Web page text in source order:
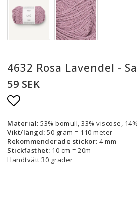
4632 Rosa Lavendel -
59 SEK
Lägg till i
Material: 53% bomull, 33% viscose,
Vikt/längd: 50 gram = 110 meter
Rekommenderade stickor: 4 mm
Stickfasthet: 10 cm = 20m
Handtvätt 30 grader